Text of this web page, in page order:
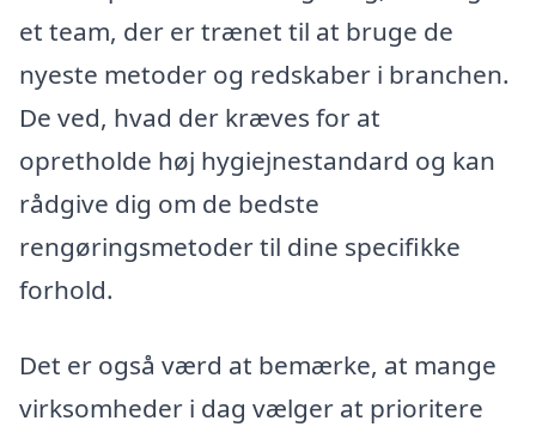
et team, der er trænet til at bruge de
nyeste metoder og redskaber i branchen.
De ved, hvad der kræves for at
opretholde høj hygiejnestandard og kan
rådgive dig om de bedste
rengøringsmetoder til dine specifikke
forhold.
Det er også værd at bemærke, at mange
virksomheder i dag vælger at prioritere